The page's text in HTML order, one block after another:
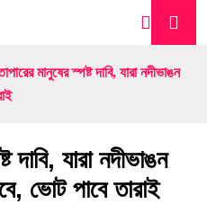
মানুষের স্পষ্ট দাবি, যারা নদীভাঙন
দাবি, যারা নদীভাঙন
ভোট পাবে তারাই